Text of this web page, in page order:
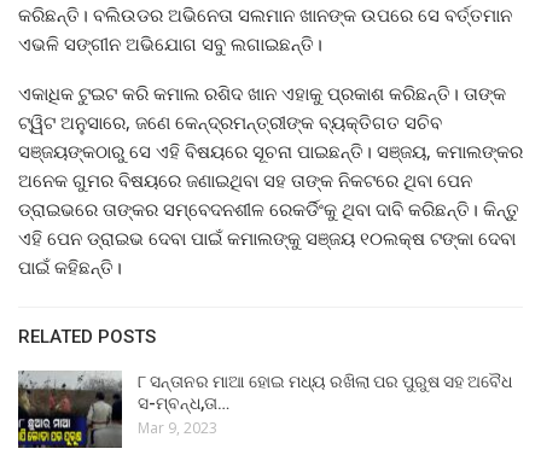
କରିଛନ୍ତି। ବଲିଉଡର ଅଭିନେତା ସଲମାନ ଖାନଙ୍କ ଉପରେ ସେ ବର୍ତ୍ତମାନ
ଏଭଳି ସଙ୍ଗୀନ ଅଭିଯୋଗ ସବୁ ଲଗାଇଛନ୍ତି।
ଏକାଧିକ ଟୁଇଟ କରି କମାଲ ରଶିଦ ଖାନ ଏହାକୁ ପ୍ରକାଶ କରିଛନ୍ତି। ତାଙ୍କ
ଟ୍ୱିଟ ଅନୁସାରେ, ଜଣେ କେନ୍ଦ୍ରମନ୍ତ୍ରୀଙ୍କ ବ୍ୟକ୍ତିଗତ ସଚିବ
ସଞ୍ଜୟଙ୍କଠାରୁ ସେ ଏହି ବିଷୟରେ ସୂଚନା ପାଇଛନ୍ତି। ସଞ୍ଜୟ, କମାଲଙ୍କର
ଅନେକ ଗୁମର ବିଷୟରେ ଜଣାଇଥିବା ସହ ତାଙ୍କ ନିକଟରେ ଥିବା ପେନ
ଡ୍ରାଇଭରେ ତାଙ୍କର ସମ୍ବେଦନଶୀଳ ରେକର୍ଡିଂକୁ ଥିବା ଦାବି କରିଛନ୍ତି। କିନ୍ତୁ
ଏହି ପେନ ଡ୍ରାଇଭ ଦେବା ପାଇଁ କମାଲଙ୍କୁ ସଞ୍ଜୟ ୧୦ଲକ୍ଷ ଟଙ୍କା ଦେବା
ପାଇଁ କହିଛନ୍ତି।
RELATED POSTS
୮ ସନ୍ତାନର ମାଆ ହୋଇ ମଧ୍ୟ ରଖିଲା ପର ପୁରୁଷ ସହ ଅବୈଧ
ସ-ମ୍ବନ୍ଧ,ତା…
Mar 9, 2023